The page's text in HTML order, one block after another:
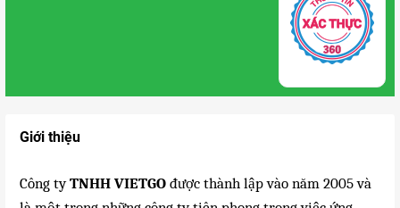
Giới thiệu
Công tyTNHH VIETGO được thành lập vào năm 2005 và